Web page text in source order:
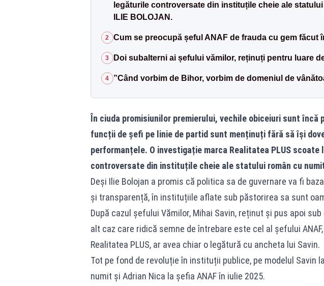
legăturile controversate din instituțile cheie ale
ILIE BOLOJAN.
2 Cum se preocupă șeful ANAF de frauda cu gem făcut
3 Doi subalterni ai șefului vămilor, reținuți pentru luare
4 ”Când vorbim de Bihor, vorbim de domeniul de
În ciuda promisiunilor premierului, vechile obiceiuri sunt încă
funcții de șefi pe linie de partid sunt menținuți fără să își
performanțele. O investigație marca Realitatea PLUS scoate
controversate din instituțile cheie ale statului român cu
Deși Ilie Bolojan a promis că politica sa de guvernare va fi
și transparență, în instituțiile aflate sub păstorirea sa sunt
După cazul șefului Vămilor, Mihai Savin, reținut și pus apoi
alt caz care ridică semne de întrebare este cel al șefului
Realitatea PLUS, ar avea chiar o legătură cu ancheta lui Savin.
Tot pe fond de revoluție în instituții publice, pe modelul Savin
numit și Adrian Nica la șefia ANAF în iulie 2025.